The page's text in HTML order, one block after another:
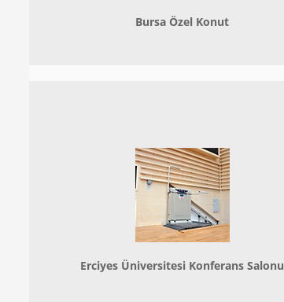
Bursa Özel Konut
Erciyes Üniversitesi Konferans Salonu